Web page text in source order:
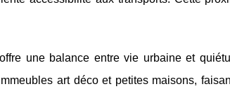
une balance entre vie urbaine et
art déco et petites maisons,